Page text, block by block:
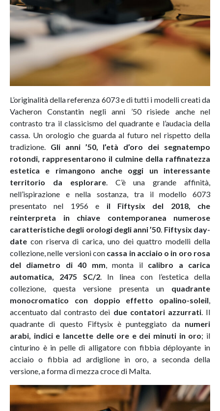
L’originalità della referenza 6073 e di tutti i modelli creati da
Vacheron Constantin negli anni ’50 risiede anche nel
contrasto tra il classicismo del quadrante e l’audacia della
cassa. Un orologio che guarda al futuro nel rispetto della
tradizione. Gli anni ’50, l’età d’oro dei segnatempo
rotondi, rappresentarono il culmine della raffinatezza
estetica e rimangono anche oggi un interessante
territorio da esplorare. C’è una grande affinità,
nell’ispirazione e nella sostanza, tra il modello 6073
presentato nel 1956 e il Fiftysix del 2018, che
reinterpreta in chiave contemporanea numerose
caratteristiche degli orologi degli anni ’50. Fiftysix day-
date con riserva di carica, uno dei quattro modelli della
collezione, nelle versioni con cassa in acciaio o in oro rosa
del diametro di 40 mm, monta il calibro a carica
automatica, 2475 SC/2. In linea con l’estetica della
collezione, questa versione presenta un quadrante
monocromatico con doppio effetto opalino-soleil,
accentuato dal contrasto dei due contatori azzurrati. Il
quadrante di questo Fiftysix è punteggiato danumeri
arabi, indici e lancette delle ore e dei minuti in oro; il
cinturino è in pelle di alligatore con fibbia déployante in
acciaio o fibbia ad ardiglione in oro, a seconda della
versione, a forma di mezza croce di Malta.